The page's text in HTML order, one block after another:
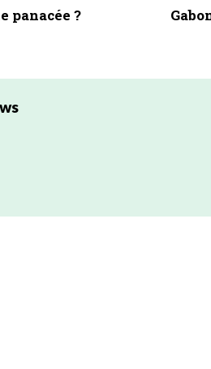
panacée ?